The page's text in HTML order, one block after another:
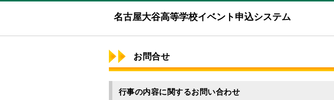
名古屋大谷高等学校イベント申込システム
お問合せ
行事の内容に関するお問い合わせ